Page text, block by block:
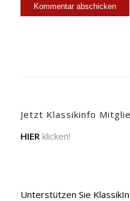
Jetzt Klassikinfo
HIERklicken!
Unterstützen Sie